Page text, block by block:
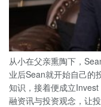
从小在父亲熏陶下，
业后Sean就开始自己的
知识，接着便成立
融资讯与投资观念，让